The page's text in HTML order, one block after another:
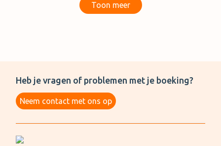
Toon meer
Heb je vragen of problemen met je boeking?
Neem contact met ons op